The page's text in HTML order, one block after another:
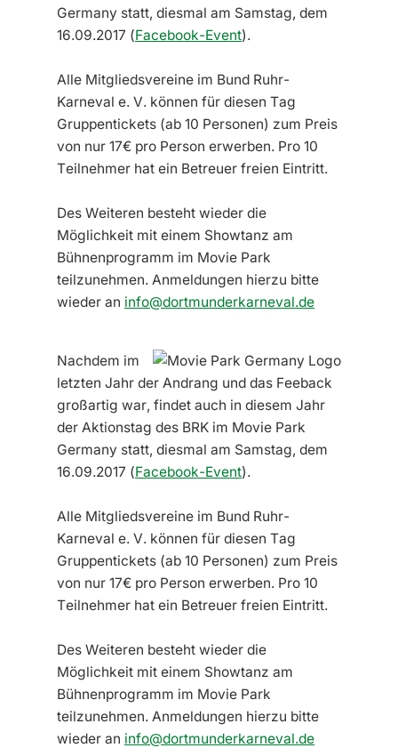
Germany statt, diesmal am Samstag, dem
16.09.2017 (Facebook-Event).
Alle Mitgliedsvereine im Bund Ruhr-
Karneval e. V. können für diesen Tag
Gruppentickets (ab 10 Personen) zum Preis
von nur 17€ pro Person erwerben. Pro 10
Teilnehmer hat ein Betreuer freien Eintritt.
Des Weiteren besteht wieder die
Möglichkeit mit einem Showtanz am
Bühnenprogramm im Movie Park
teilzunehmen. Anmeldungen hierzu bitte
wieder an info@dortmunderkarneval.de
Nachdem im
letzten Jahr der Andrang und das Feeback
großartig war, findet auch in diesem Jahr
der Aktionstag des BRK im Movie Park
Germany statt, diesmal am Samstag, dem
16.09.2017 (Facebook-Event).
Alle Mitgliedsvereine im Bund Ruhr-
Karneval e. V. können für diesen Tag
Gruppentickets (ab 10 Personen) zum Preis
von nur 17€ pro Person erwerben. Pro 10
Teilnehmer hat ein Betreuer freien Eintritt.
Des Weiteren besteht wieder die
Möglichkeit mit einem Showtanz am
Bühnenprogramm im Movie Park
teilzunehmen. Anmeldungen hierzu bitte
wieder an info@dortmunderkarneval.de